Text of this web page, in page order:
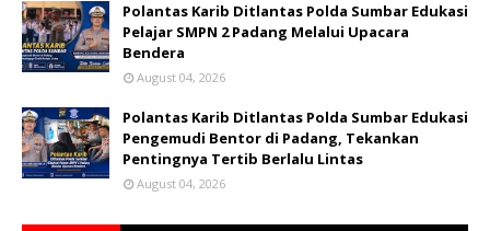
Polantas Karib Ditlantas Polda Sumbar Edukasi
Pelajar SMPN 2 Padang Melalui Upacara
Bendera
August 04, 2026
Polantas Karib Ditlantas Polda Sumbar Edukasi
Pengemudi Bentor di Padang, Tekankan
Pentingnya Tertib Berlalu Lintas
August 04, 2026